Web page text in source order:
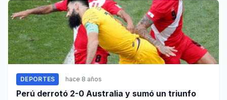
DEPORTES hace 8 años
Perú derrotó 2-0 Australia y sumó un triunfo